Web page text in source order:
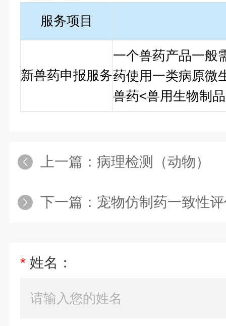
服务项目
新兽药申报服务
一个兽药产品一般
药使用一类病原微
兽药<兽用生物制
上一篇： 病理检测（动物）
下一篇： 宠物仿制药一致性
* 姓名：